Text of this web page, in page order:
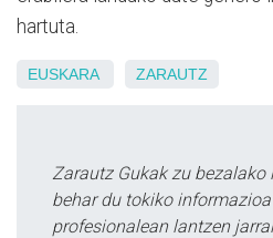
hartuta.
EUSKARA ZARAUTZ
Zarautz Gukak zu bezalako
behar du tokiko
profesionalean lantzen